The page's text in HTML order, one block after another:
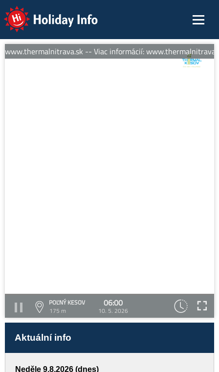
Holiday Info
-- Viac informácií:
POĽNÝ KESOV
175 m
06:00
10. 5. 2026
Aktuální info
Neděle 9.8.2026 (dnes)